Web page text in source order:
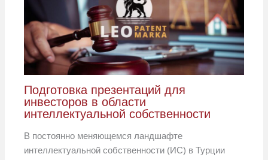
Подготовка презентаций для
инвесторов в области
интеллектуальной собственности
В постоянно меняющемся ландшафте
интеллектуальной собственности (ИС) в Турции